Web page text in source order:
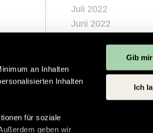
an Inhalten
Inhalten
für soziale
geben wir
Gib
Ich
Juli 2022
Juni 2022
März 2022
Februar 2022
Dezember 2021